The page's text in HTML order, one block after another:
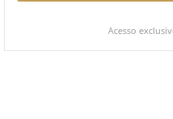
Acesso